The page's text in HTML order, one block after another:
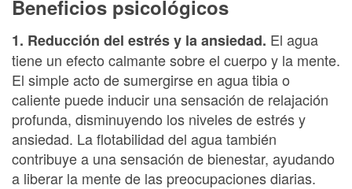
Beneficios psicológicos
1. Reducción del estrés y la ansiedad. El agua
tiene un efecto calmante sobre el cuerpo y la mente.
El simple acto de sumergirse en agua tibia o
caliente puede inducir una sensación de relajación
profunda, disminuyendo los niveles de estrés y
ansiedad. La flotabilidad del agua también
contribuye a una sensación de bienestar, ayudando
a liberar la mente de las preocupaciones diarias.